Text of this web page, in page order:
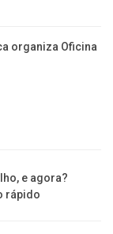
organiza Oficina
e agora?
rápido